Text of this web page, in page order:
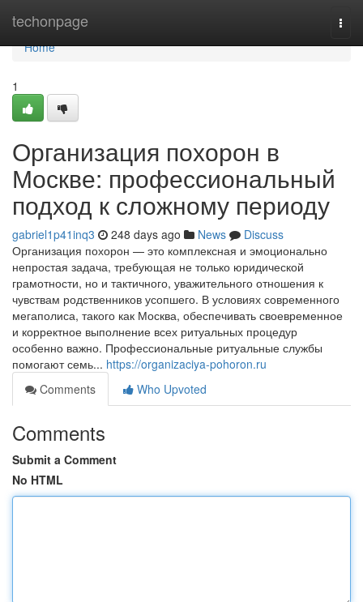
techonpage
Home
Home
1
Организация похорон в
Москве: профессиональный
подход к сложному периоду
gabriel1p41inq3 248 days ago News
Discuss
Организация похорон — это комплексная и эмоционально
непростая задача, требующая не только юридической
грамотности, но и тактичного, уважительного отношения к
чувствам родственников усопшего. В условиях современного
мегаполиса, такого как Москва, обеспечивать своевременное
и корректное выполнение всех ритуальных процедур
особенно важно. Профессиональные ритуальные службы
помогают семь... https://organizaciya-pohoron.ru
Comments
Who Upvoted
Comments
Submit a Comment
No HTML